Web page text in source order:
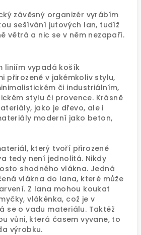
závěsný organizér vyrábím
sešívání jutových lan, tudíž
větrá a nic se v něm nezapaří.
liniím vypadá košík
přirozeně v jakémkoliv stylu,
či industriálním,
stylu či provence. Krásně
jako je dřevo, ale i
moderní jako beton,
který tvoří přirozeně
tedy není jednolitá. Nikdy
shodného vlákna. Jedná
vlákna do lana, které může
Z lana mohou koukat
vlákénka, což je v
se o vadu materiálu. Taktéž
vůni, která časem vyvane, to
výrobku.